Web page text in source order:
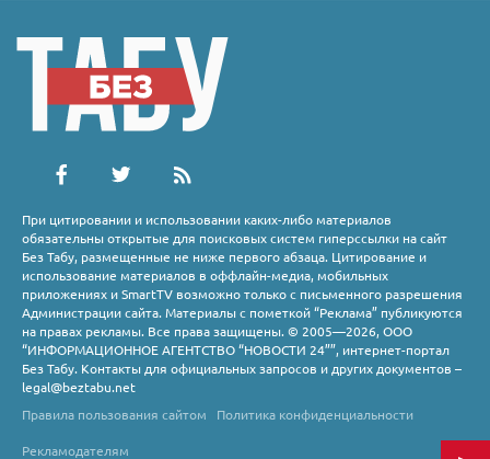
При цитировании и использовании каких-либо материалов
обязательны открытые для поисковых систем гиперссылки на сайт
Без Табу, размещенные не ниже первого абзаца. Цитирование и
использование материалов в оффлайн-медиа, мобильных
приложениях и SmartTV возможно только с письменного разрешения
Администрации сайта. Материалы с пометкой “Реклама” публикуются
на правах рекламы. Все права защищены. © 2005—2026, ООО
“ИНФОРМАЦИОННОЕ АГЕНТСТВО “НОВОСТИ 24””, интернет-портал
Без Табу. Контакты для официальных запросов и других документов –
legal@beztabu.net
Правила пользования сайтом
Политика конфиденциальности
Рекламодателям